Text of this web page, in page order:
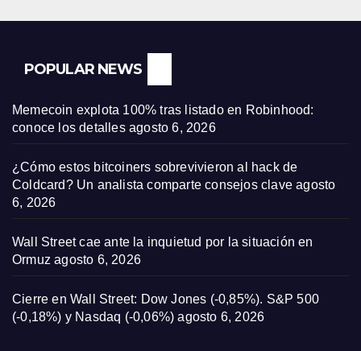
POPULAR NEWS
Memecoin explota 100% tras listado en Robinhood:
conoce los detalles agosto 6, 2026
¿Cómo estos bitcoiners sobrevivieron al hack de
Coldcard? Un analista comparte consejos clave agosto
6, 2026
Wall Street cae ante la inquietud por la situación en
Ormuz agosto 6, 2026
Cierre en Wall Street: Dow Jones (-0,85%). S&P 500
(-0,18%) y Nasdaq (-0,06%) agosto 6, 2026